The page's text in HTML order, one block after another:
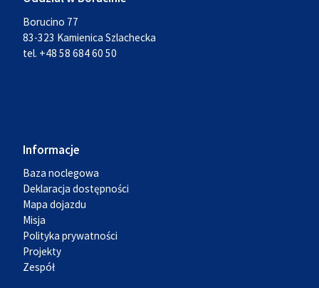
Borucino 77
83-323 Kamienica Szlachecka
tel. +48 58 684 60 50
Informacje
Baza noclegowa
Deklaracja dostępności
Mapa dojazdu
Misja
Polityka prywatności
Projekty
Zespół